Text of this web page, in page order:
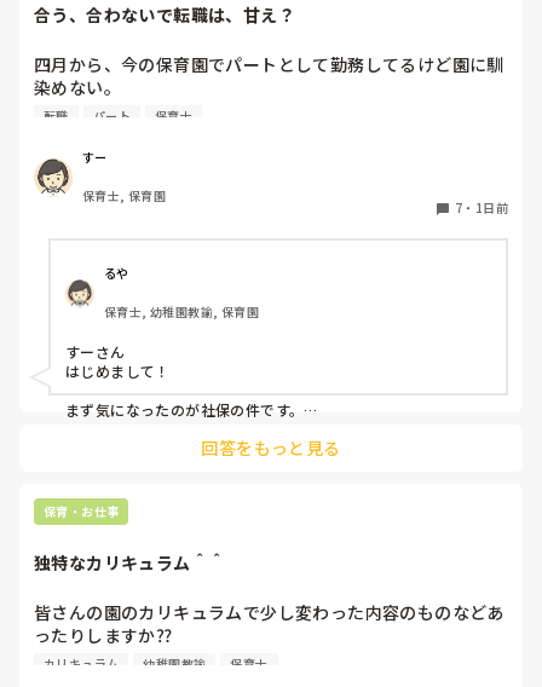
合う、合わないで転職は、甘え？
四月から、今の保育園でパートとして勤務してるけど園に馴
染めない。
前勤務してた園は8年続いたのに。。
なんでこんなに馴染めないんだろう。。
先生達はいい人達だと思う。
いし、気になる。気にしないようにしてる。
休憩中とか話の輪に入って話す時もあれば、話したくない
時、不慣れからか、人見知りで、喋れない時がある。みんな
でワイワイ話してすごいなって思う。
会社内の働き方改革か、来年から、扶養内は106万だけにな
るらしい。社保に入るなら週5にしなきゃいけないみた
い。。。今の自分は、まだそんなに働けない。。
子どもはかわいいけど、毎日体痛いし、疲れました。
他の職場を探そうかな。甘えでしょうか？
転職 パート 保育士
すー
保育士, 保育園
7 ・ 1日前
るや
保育士, 幼稚園教諭, 保育園
すーさん
はじめまして！
まず気になったのが社保の件です。
せば加入対象となります。
企業規模要件の段階的撤廃：現行の「従業員数51人以上」の要
的に全企業（1人以上）へ拡大されます。
従業員数がこの条件より少ない法人？でしょうか？
合う合わないは誰にでもあるし、それを早い段階で見極めるこ
とも必要だと思っています。
回答をもっと見る
保育・お仕事
独特なカリキュラム＾＾
皆さんの園のカリキュラムで少し変わった内容のものなどあ
ったりしますか⁇
カリキュラム 幼稚園教諭 保育士